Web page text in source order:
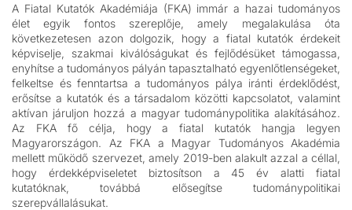
A Fiatal Kutatók Akadémiája (FKA) immár a hazai tudományos
élet egyik fontos szereplője, amely megalakulása óta
következetesen azon dolgozik, hogy a fiatal kutatók érdekeit
képviselje, szakmai kiválóságukat és fejlődésüket támogassa,
enyhítse a tudományos pályán tapasztalható egyenlőtlenségeket,
felkeltse és fenntartsa a tudományos pálya iránti érdeklődést,
erősítse a kutatók és a társadalom közötti kapcsolatot, valamint
aktívan járuljon hozzá a magyar tudománypolitika alakításához.
Az FKA fő célja, hogy a fiatal kutatók hangja legyen
Magyarországon. Az FKA a Magyar Tudományos Akadémia
mellett működő szervezet, amely 2019-ben alakult azzal a céllal,
hogy érdekképviseletet biztosítson a 45 év alatti fiatal
kutatóknak, továbbá elősegítse tudománypolitikai
szerepvállalásukat.